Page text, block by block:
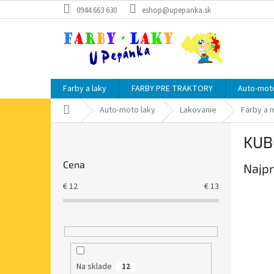
na
0944 663 630 eshop@upepanka.sk
Farby a laky FARBY PRE TRAKTORY Auto-
DomovAuto-moto laky Lakovanie Farby a
Cena
€12 €13
Na sklade 12